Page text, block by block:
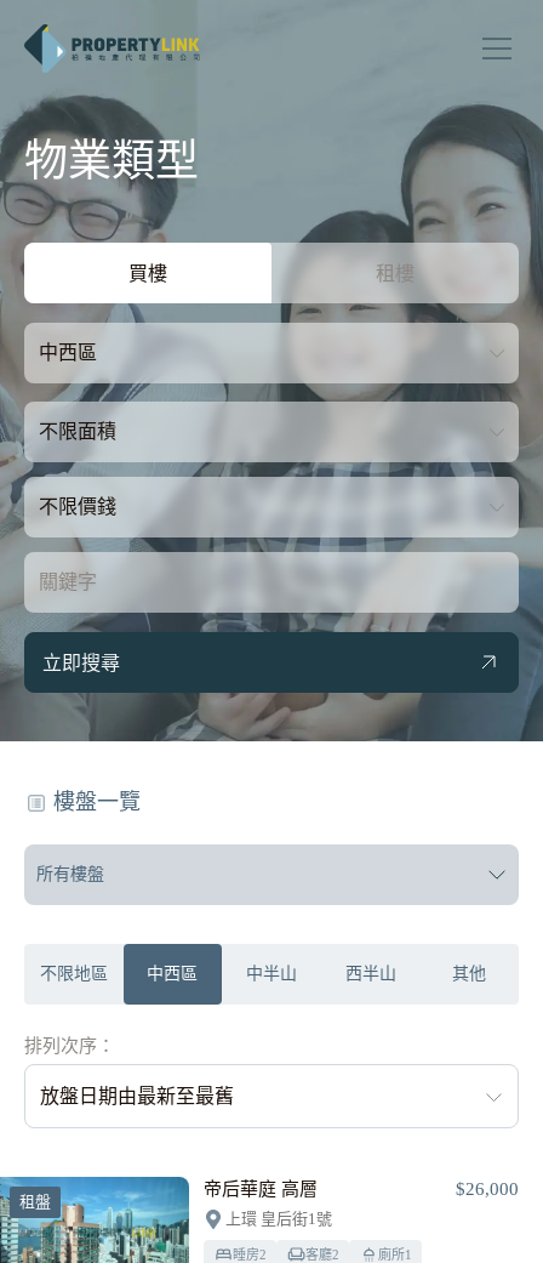
買樓 租樓
中西區
不限面積
不限價錢
立即搜尋
物業類型
樓盤一覽
所有樓盤
不限地區 中西區 中半山 西半山 其他
排列次序：
放盤日期由最新至最舊
租盤
帝后華庭 高層 $26,000
上環 皇后街1號
睡房2 客廳2 廁所1